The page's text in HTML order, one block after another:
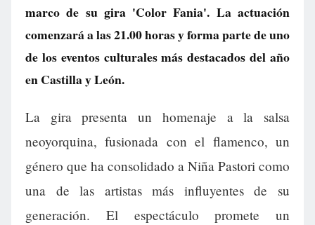
marco de su gira 'Color Fania'. La actuación
comenzará a las 21.00 horas y forma parte de uno
de los eventos culturales más destacados del año
en Castilla y León.
La gira presenta un homenaje a la salsa
neoyorquina, fusionada con el flamenco, un
género que ha consolidado a Niña Pastori como
una de las artistas más influyentes de su
generación. El espectáculo promete un